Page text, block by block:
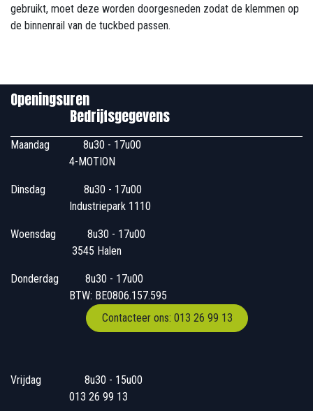
gebruikt, moet deze worden doorgesneden zodat de klemmen op
de binnenrail van de tuckbed passen.
Openingsuren
Bedrijfsgegevens
Maandag
​8u30 - 17u00
4-MOTION
Dinsdag
​8u30 - 17u00
Industriepark 1110
Woensdag
​​​ 8u30 - 17u00
3545 Halen
Donderdag
​​8u30 - 17u00
BTW: BE0806.157.595
Contacteer ons: 013 26 99 13
Vrijdag
​8u30 - 15u00
013 26 99 13